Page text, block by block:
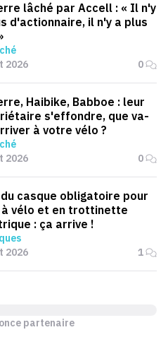
lâché par Accell : « Il n'y
d'actionnaire, il n'y a plus
2026
0
Haibike, Babboe : leur
s'effondre, que va-
à votre vélo ?
2026
0
casque obligatoire pour
vélo et en trottinette
: ça arrive !
2026
1
partenaire